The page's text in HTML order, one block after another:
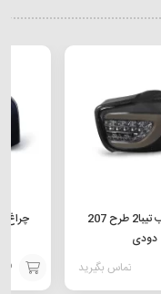
چراغ عقب تیبا2 طرح 207
دودی
تماس بگیرید